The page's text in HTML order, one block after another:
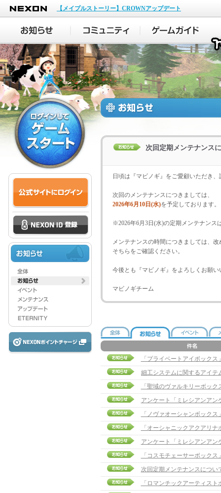
NEXON
【メイプルストーリー】CROWNアップデート
次回定期メンテナンス
日頃は『マビノギ』をご愛顧いただき
次回のメンテナンスにつきましては、
2026年6月10日(水)を予定しております。
※2026年6月3日(水)の定期メンテナンス
メンテナンスの時間につきましては、
そちらをご確認ください。
今後とも『マビノギ』をよろしくお願い
マビノギチーム
「プライベートアイボック
細工システムに関するアイテ
「聖域のヴァルキリーボッ
アンケート「ミレシアンアン
「ノヴァオーシャンボック
「オーシャニックアクアリ
アンケート「ミレシアンアン
「コスモチェーサーボック
次回定期メンテナンスについ
「ロマンチックアーティス